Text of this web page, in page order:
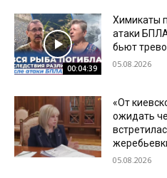
00:04:39
Химикаты
атаки
бьют
05.08.2026
«От
ожидать
05.08.2026